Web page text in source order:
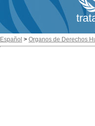
Español > Organos de Derechos